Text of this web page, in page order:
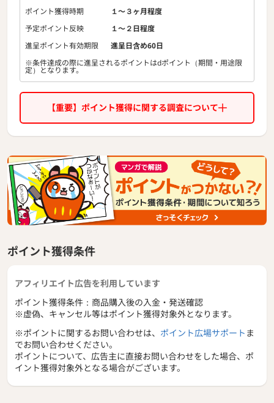
ポイント獲得時期
１〜３ヶ月程度
予定ポイント反映
１〜２日程度
進呈ポイント有効期限
進呈日含め60日
※条件達成の際に進呈されるポイントはdポイント（期間・用途限
定）となります。
【重要】ポイント獲得に関する調査について
ポイント獲得条件
アフィリエイト広告を利用しています
ポイント獲得条件：商品購入後の入金・発送確認
※虚偽、キャンセル等はポイント獲得対象外となります。
※ポイントに関するお問い合わせは、 ポイント広場サポート ま
でお問い合わせください。
ポイントについて、広告主に直接お問い合わせをした場合、ポ
イント獲得対象外となる場合がございます。